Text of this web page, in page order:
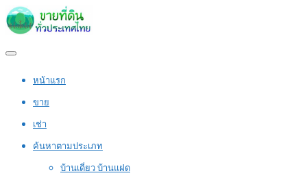
หน้าแรก
ขาย
เช่า
ค้นหาตามประเภท
บ้านเดี่ยว บ้านแฝด